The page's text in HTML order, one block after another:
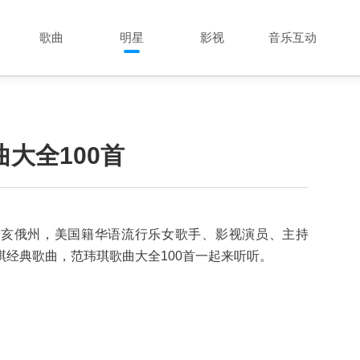
歌曲 明星 影视 音乐互动
大全100首
俄州，美国籍华语流行乐女歌手、影视演员、主持
典歌曲，范玮琪歌曲大全100首一起来听听。